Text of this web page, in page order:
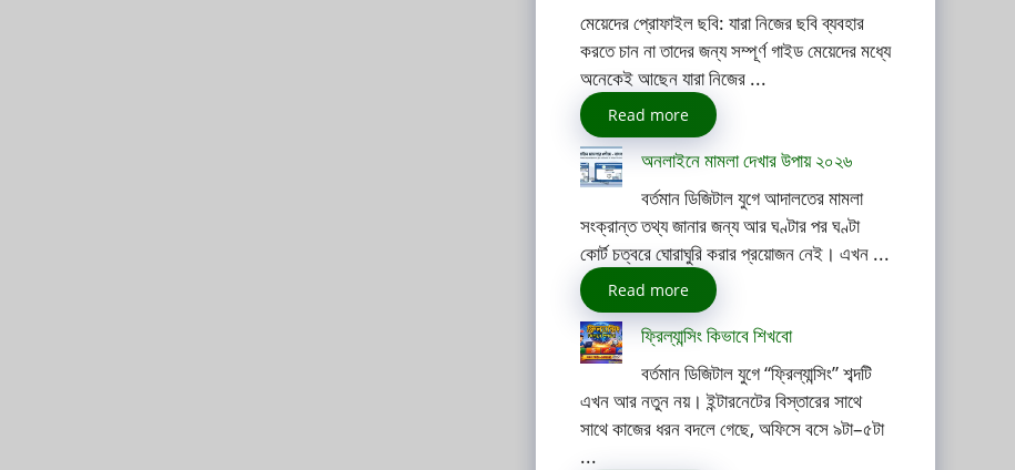
মেয়েদের প্রোফাইল ছবি: যারা নিজের ছবি ব্যবহার
করতে চান না তাদের জন্য সম্পূর্ণ গাইড মেয়েদের মধ্যে
অনেকেই আছেন যারা নিজের ...
Read more
অনলাইনে মামলা দেখার উপায় ২০২৬
বর্তমান ডিজিটাল যুগে আদালতের মামলা
সংক্রান্ত তথ্য জানার জন্য আর ঘণ্টার পর ঘণ্টা
কোর্ট চত্বরে ঘোরাঘুরি করার প্রয়োজন নেই। এখন ...
Read more
ফ্রিল্যান্সিং কিভাবে শিখবো
বর্তমান ডিজিটাল যুগে “ফ্রিল্যান্সিং” শব্দটি
এখন আর নতুন নয়। ইন্টারনেটের বিস্তারের সাথে
সাথে কাজের ধরন বদলে গেছে, অফিসে বসে ৯টা–৫টা
...